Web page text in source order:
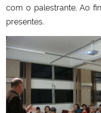
com o palestrante. Ao
presentes.